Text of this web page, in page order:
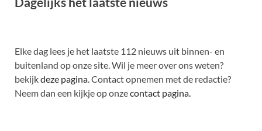
Elke dag lees je het laatste 112 nieuws uit binnen- en
buitenland op onze site. Wil je meer over ons weten?
bekijkdeze pagina . Contact opnemen met de redactie?
Neem dan een kijkje op onzecontact pagina.